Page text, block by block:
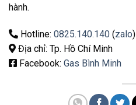
hành.
Hotline: 0825.140.140 (zalo)
Địa chỉ: Tp. Hồ Chí Minh
Facebook: Gas Bình Minh